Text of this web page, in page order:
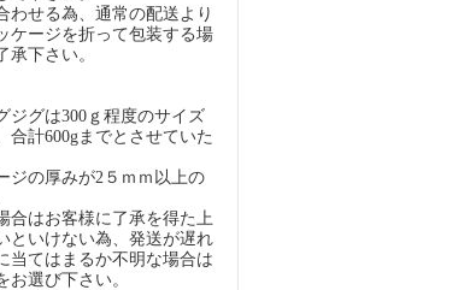
せる為、通常の配送より
ケージを折って包装する場
承下さい。
グは300ｇ程度のサイズ
合計600gまでとさせていた
の厚みが2５ｍｍ以上の
はお客様に了承を得た上
といけない為、発送が遅れ
当てはまるか不明な場合は
お選び下さい。